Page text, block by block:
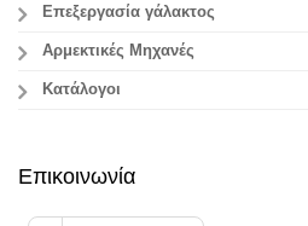
Επεξεργασία γάλακτος
Aρμεκτικές Μηχανές
Κατάλογοι
Επικοινωνία